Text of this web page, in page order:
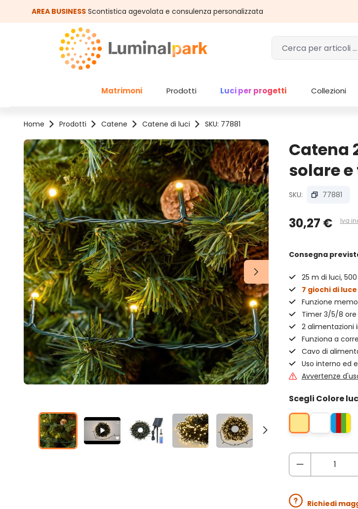
al contenuto principale
Salta alla ricerca
AREA BUSINESS Scontistica agevolata e consulenza personalizzata
Matrimoni Prodotti Luci per progetti Collezioni
Home Prodotti Catene Catene di luci SKU: 77881
Salta la galleria di immagini
Catena
solare
SKU: 77881
30,27 € Iva
Consegna
25 m di luci,
7 giochi di
Funzione
Timer 3/5/8
2 alimentazioni
Funziona a
Cavo di
Uso interno ed
Avvertenze
Scegli Colore
Richiedi